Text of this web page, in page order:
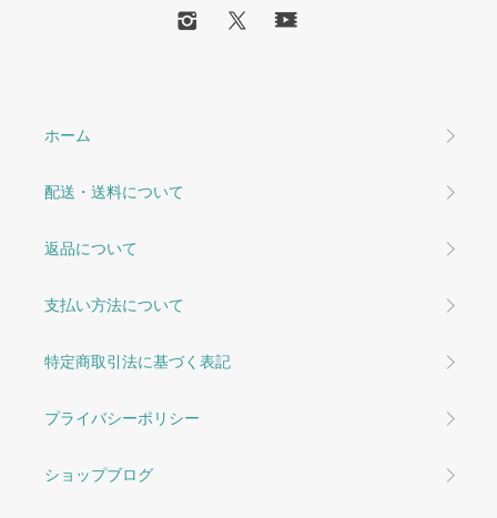
ホーム
配送・送料について
返品について
支払い方法について
特定商取引法に基づく表記
プライバシーポリシー
ショップブログ